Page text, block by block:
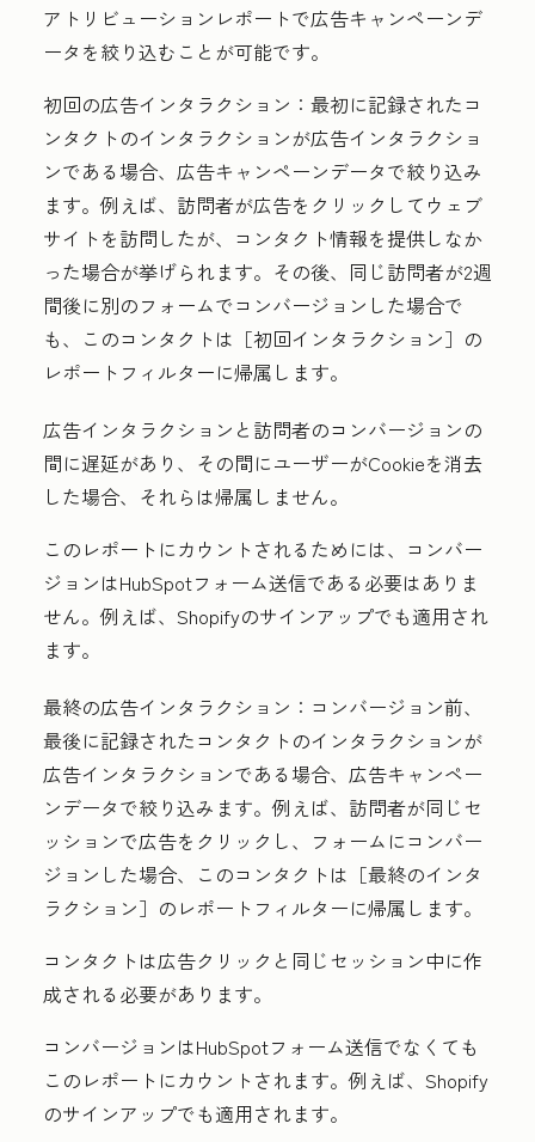
アトリビューションレポートで広告キャンペーンデ
ータを絞り込むことが可能です。
初回の広告インタラクション： 最初に記録されたコ
ンタクトのインタラクションが広告インタラクショ
ンである場合、広告キャンペーンデータで絞り込み
ます。例えば、訪問者が広告をクリックしてウェブ
サイトを訪問したが、コンタクト情報を提供しなか
った場合が挙げられます。その後、同じ訪問者が2週
間後に別のフォームでコンバージョンした場合で
も、このコンタクトは ［初回インタラクション］の
レポートフィルターに帰属します。
広告インタラクションと訪問者のコンバージョンの
間に遅延があり、その間にユーザーがCookieを消去
した場合、それらは帰属しません。
このレポートにカウントされるためには、コンバー
ジョンはHubSpotフォーム送信である必要はありま
せん。例えば、Shopifyのサインアップでも適用され
ます。
最終の広告インタラクション： コンバージョン前、
最後に記録されたコンタクトのインタラクションが
広告インタラクションである場合、広告キャンペー
ンデータで絞り込みます。例えば、訪問者が同じセ
ッションで広告をクリックし、フォームにコンバー
ジョンした場合、このコンタクトは［最終のインタ
ラクション］ のレポートフィルターに帰属します。
コンタクトは広告クリックと同じセッション中に作
成される必要があります。
コンバージョンはHubSpotフォーム送信でなくても
このレポートにカウントされます。例えば、Shopify
のサインアップでも適用されます。